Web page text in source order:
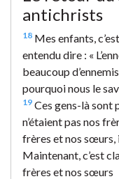
antichrists
18 Mes enfants,
entendu dire : «
beaucoup
pourquoi nous le
19 Ces gens-là sont
n’étaient pas nos
frères et nos sœurs,
Maintenant, c’est
frères et nos sœurs